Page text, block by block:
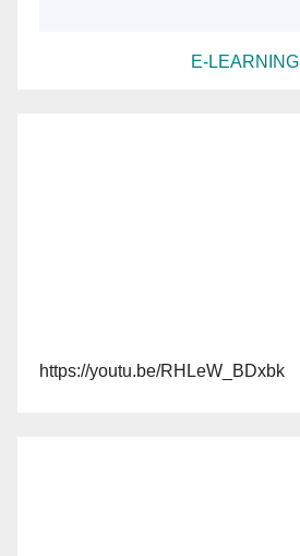
E-LEARNING
https://youtu.be/RHLeW_BDxbk